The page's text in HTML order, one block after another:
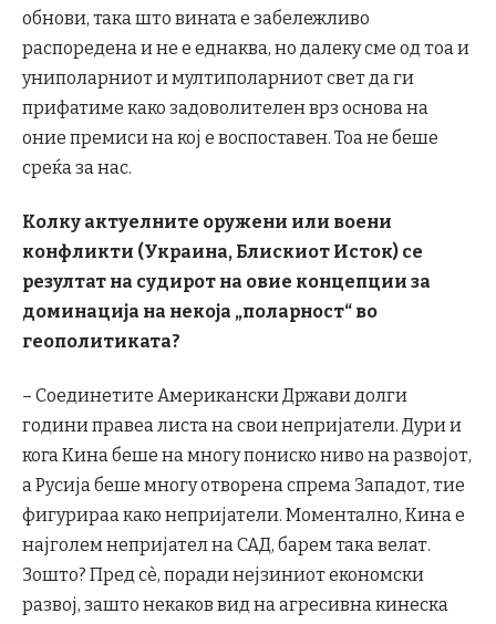
обнови, така што вината е забележливо
распоредена и не е еднаква, но далеку сме од тоа и
униполарниот и мултиполарниот свет да ги
прифатиме како задоволителен врз основа на
оние премиси на кој е воспоставен. Тоа не беше
среќа за нас.
Колку актуелните оружени или воени
конфликти (Украина, Блискиот Исток) се
резултат на судирот на овие концепции за
доминација на некоја „поларност“ во
геополитиката?
– Соединетите Американски Држави долги
години правеа листа на свои непријатели. Дури и
кога Кина беше на многу пониско ниво на развојот,
а Русија беше многу отворена спрема Западот, тие
фигурираа како непријатели. Моментално, Кина е
најголем непријател на САД, барем така велат.
Зошто? Пред сè, поради нејзиниот економски
развој, зашто некаков вид на агресивна кинеска